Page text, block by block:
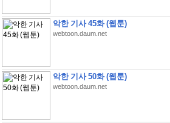
악한 기사 45화 (웹툰)
webtoon.daum.net
악한 기사 50화 (웹툰)
webtoon.daum.net